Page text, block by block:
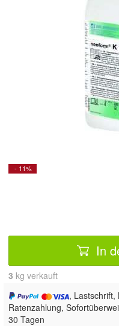
- 11%
In
3 kg verkauft
, Lastschrift,
Ratenzahlung,
30 Tagen